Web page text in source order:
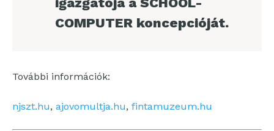
COMPUTER koncepcióját.
További információk:
njszt.hu, ajovomultja.hu, fintamuzeum.hu